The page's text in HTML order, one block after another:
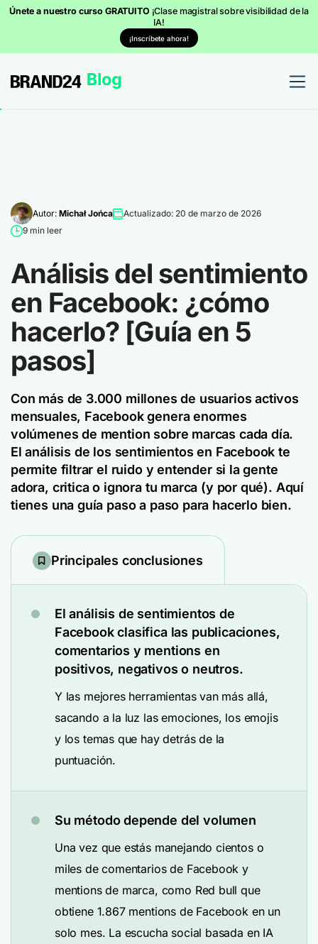
Únete a nuestro curso GRATUITO ¡Clase magistral sobre visibilidad de la
IA!
¡Inscríbete ahora!
Autor: Michał Jońca
Actualizado: 20 de marzo de 2026
9 min leer
Análisis del sentimiento
en Facebook: ¿cómo
hacerlo? [Guía en 5
pasos]
Con más de 3.000 millones de usuarios activos
mensuales, Facebook genera enormes
volúmenes de mention sobre marcas cada día.
El análisis de los sentimientos en Facebook te
permite filtrar el ruido y entender si la gente
adora, critica o ignora tu marca (y por qué). Aquí
tienes una guía paso a paso para hacerlo bien.
Principales conclusiones
El análisis de sentimientos de
Facebook clasifica las publicaciones,
comentarios y mentions en
positivos, negativos o neutros.
Y las mejores herramientas van más allá,
sacando a la luz las emociones, los emojis
y los temas que hay detrás de la
puntuación.
Su método depende del volumen
Una vez que estás manejando cientos o
miles de comentarios de Facebook y
mentions de marca, como Red bull que
obtiene 1.867 mentions de Facebook en un
solo mes. La escucha social basada en IA